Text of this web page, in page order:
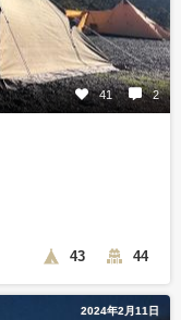
41 2
43 44
2024年2月11日